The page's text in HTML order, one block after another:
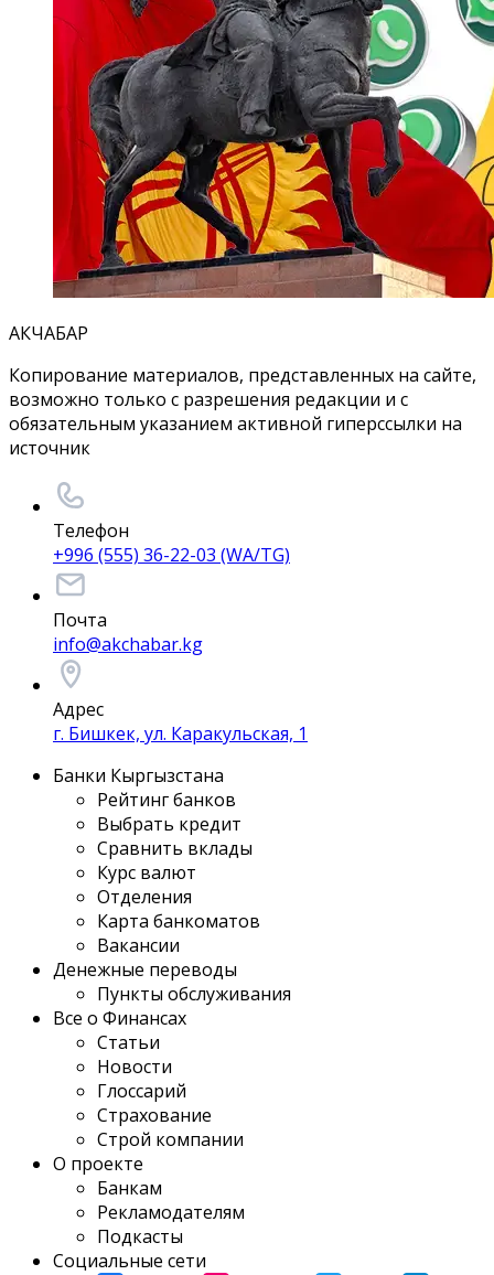
АКЧАБАР
Копирование материалов, представленных на сайте,
возможно только с разрешения редакции и с
обязательным указанием активной гиперссылки на
источник
Телефон
+996 (555) 36-22-03 (WA/TG)
Почта
info@akchabar.kg
Адрес
г. Бишкек, ул. Каракульская, 1
Банки Кыргызстана
Рейтинг банков
Выбрать кредит
Сравнить вклады
Курс валют
Отделения
Карта банкоматов
Вакансии
Денежные переводы
Пункты обслуживания
Все о Финансах
Статьи
Новости
Глоссарий
Страхование
Строй компании
О проекте
Банкам
Рекламодателям
Подкасты
Социальные сети